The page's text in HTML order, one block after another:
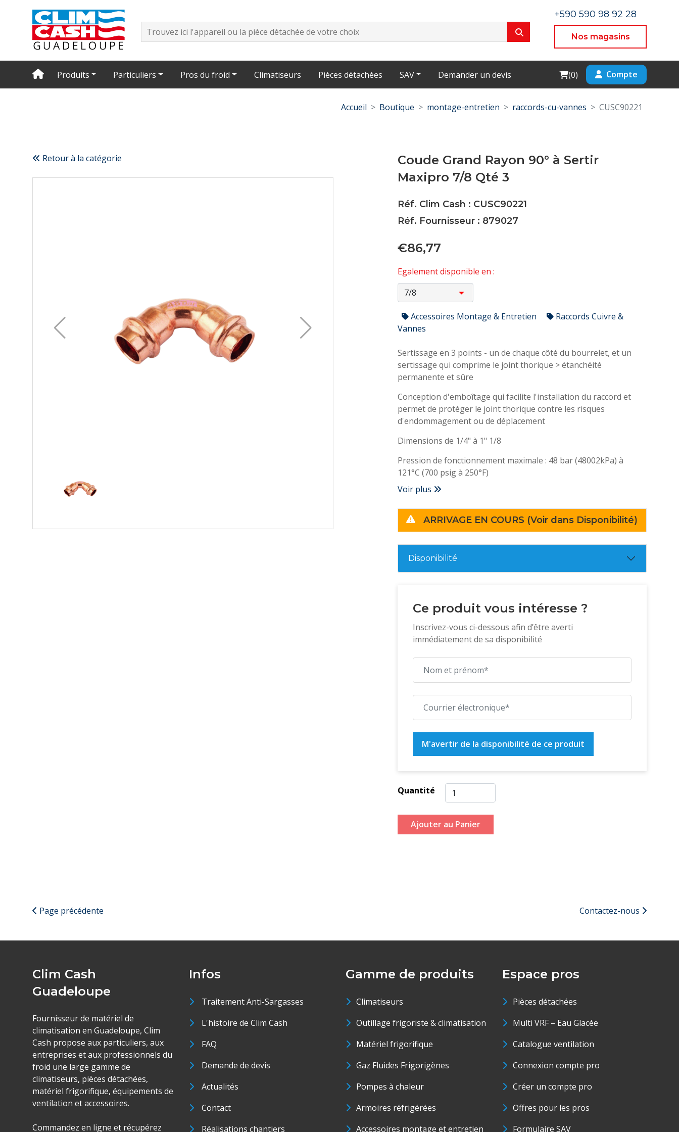
+590 590 98 92 28
Nos magasins
Produits Particuliers Pros du froid Climatiseurs Pièces détachées SAV Demander un devis Cart
(0) Compte
Accueil Boutique montage-entretien raccords-cu-vannes CUSC90221
Retour à la catégorie
Coude Grand Rayon 90° à Sertir
Maxipro 7/8 Qté 3
Réf. Clim Cash : CUSC90221
Réf. Fournisseur : 879027
€86,77
Egalement disponible en :
Accessoires Montage & Entretien
Raccords Cuivre &
Vannes
Sertissage en 3 points - un de chaque côté du bourrelet, et un
sertissage qui comprime le joint thorique > étanchéité
permanente et sûre
Conception d'emboîtage qui facilite l'installation du raccord et
permet de protéger le joint thorique contre les risques
d'endommagement ou de déplacement
Dimensions de 1/4" à 1" 1/8
Pression de fonctionnement maximale : 48 bar (48002kPa) à
121°C (700 psig à 250°F)
Voir plus
ARRIVAGE EN COURS (Voir dans Disponibilité)
Disponibilité
Ce produit vous intéresse ?
Inscrivez-vous ci-dessous afin d’être averti
immédiatement de sa disponibilité
M'avertir de la disponibilité de ce produit
Quantité
Ajouter au Panier
Page précédente Contactez-nous
Clim Cash
Guadeloupe
Fournisseur de matériel de
climatisation en Guadeloupe, Clim
Cash propose aux particuliers, aux
entreprises et aux professionnels du
froid une large gamme de
climatiseurs, pièces détachées,
matériel frigorifique, équipements de
ventilation et accessoires.
Commandez en ligne et récupérez
Infos
Traitement Anti-Sargasses
L'histoire de Clim Cash
FAQ
Demande de devis
Actualités
Contact
Réalisations chantiers
Gamme de produits
Climatiseurs
Outillage frigoriste & climatisation
Matériel frigorifique
Gaz Fluides Frigorigènes
Pompes à chaleur
Armoires réfrigérées
Accessoires montage et entretien
Espace pros
Pièces détachées
Multi VRF – Eau Glacée
Catalogue ventilation
Connexion compte pro
Créer un compte pro
Offres pour les pros
Formulaire SAV